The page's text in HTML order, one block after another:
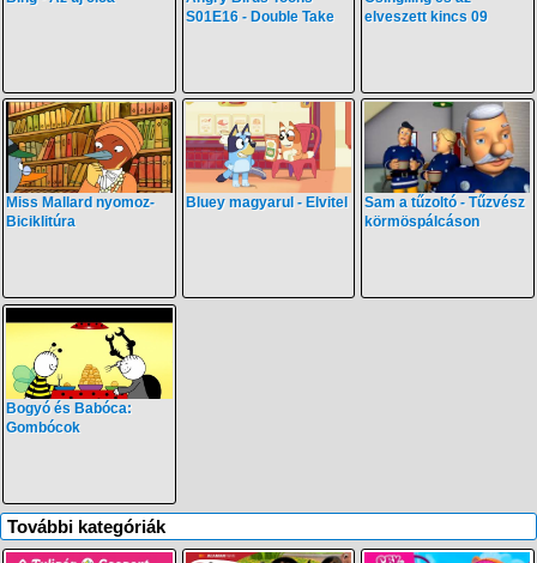
S01E16 - Double Take
elveszett kincs 09
Miss Mallard nyomoz-
Biciklitúra
Bluey magyarul - Elvitel
Sam a tűzoltó - Tűzvész
körmöspálcáson
Bogyó és Babóca:
Gombócok
További kategóriák